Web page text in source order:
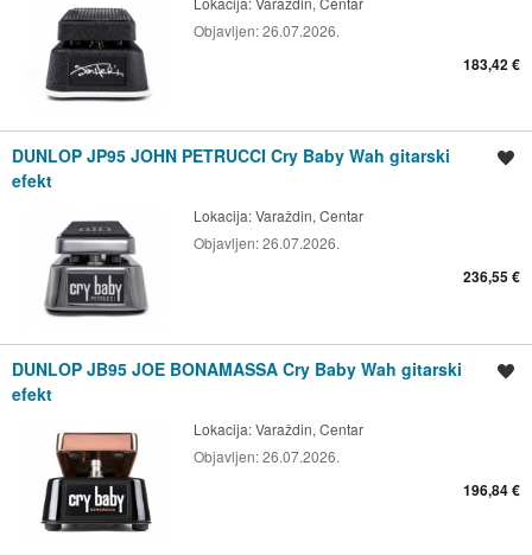
Objavljen:26.07.2026.
183,42 €
DUNLOP JP95 JOHN PETRUCCI Cry Baby Wah gitarski
efekt
Lokacija:Varaždin, Centar
Objavljen:26.07.2026.
236,55 €
DUNLOP JB95 JOE BONAMASSA Cry Baby Wah gitarski
efekt
Lokacija:Varaždin, Centar
Objavljen:26.07.2026.
196,84 €